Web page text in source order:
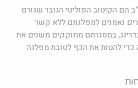
הם הקיטוב הפוליטי הגובר שגורם
נאמנים למפלגתם ללא קשר
במסגרתם מחוקקים משנים את
כדי להטות את הכף לטובת מפלגה